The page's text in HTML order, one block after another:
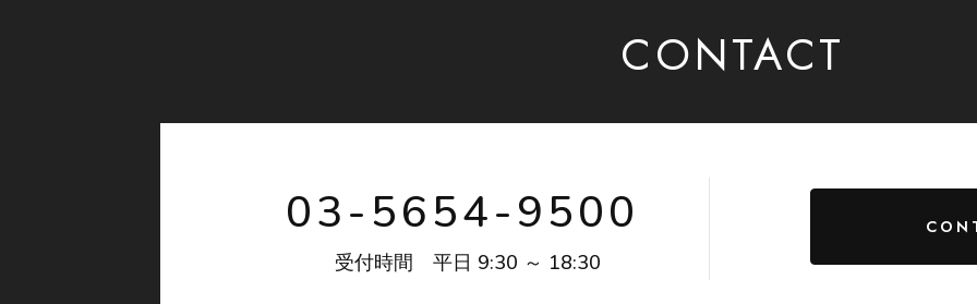
CONTACT
03-5654-9500
受付時間 平日 9:30 ～ 18:30